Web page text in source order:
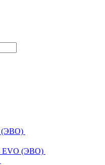
(ЭВО)
EVO (ЭВО)